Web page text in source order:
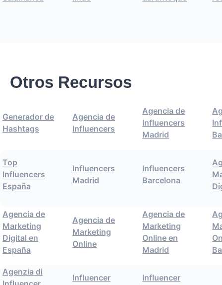
Otros Recursos
Generador de
Hashtags
Agencia de
Influencers
Agencia de
Influencers
Madrid
Top
Influencers
España
Influencers
Madrid
Influencers
Barcelona
Agencia de
Marketing
Digital en
España
Agencia de
Marketing
Online
Agencia de
Marketing
Online en
Madrid
Agenzia di
Influencer
Influencer